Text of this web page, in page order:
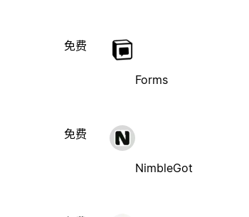
免费
Forms
免费
NimbleGot